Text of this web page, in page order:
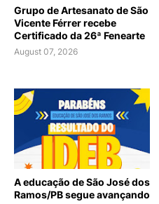
Grupo de Artesanato de São
Vicente Férrer recebe
Certificado da 26ª Fenearte
August 07, 2026
A educação de São José dos
Ramos/PB segue avançando